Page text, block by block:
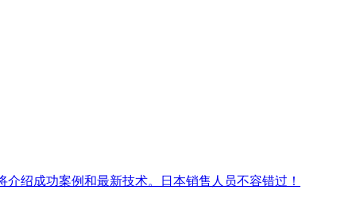
绍成功案例和最新技术。日本销售人员不容错过！